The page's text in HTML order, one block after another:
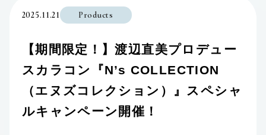
2025.11.21 Products
【期間限定！】渡辺直美プロデュー
スカラコン『N’s COLLECTION
（エヌズコレクション）』スペシャ
ルキャンペーン開催！